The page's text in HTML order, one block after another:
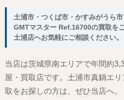
土浦市・つくば市・かすみがうら
GMTマスター Ref.16700の買取を
土浦店へお気軽にご相談ください。
当店は茨城県南エリアで年間約
屋・買取店です。土浦市真鍋エ
取をお探しの方は、ぜひ当店へ